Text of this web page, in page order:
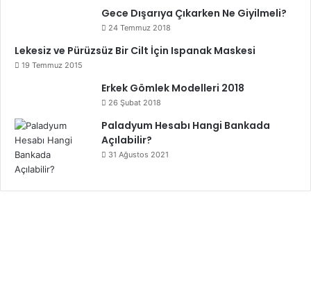
Gece Dışarıya Çıkarken Ne Giyilmeli?
24 Temmuz 2018
Lekesiz ve Pürüzsüz Bir Cilt İçin Ispanak Maskesi
19 Temmuz 2015
Erkek Gömlek Modelleri 2018
26 Şubat 2018
Paladyum Hesabı Hangi Bankada
Açılabilir?
31 Ağustos 2021